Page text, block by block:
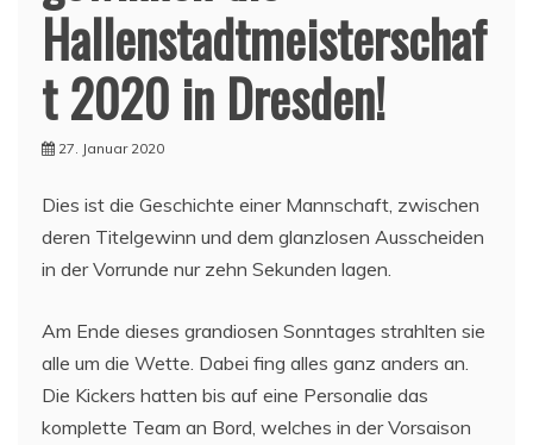
Hallenstadtmeisterschaf
t 2020 in Dresden!
27. Januar 2020
Dies ist die Geschichte einer Mannschaft, zwischen
deren Titelgewinn und dem glanzlosen Ausscheiden
in der Vorrunde nur zehn Sekunden lagen.
Am Ende dieses grandiosen Sonntages strahlten sie
alle um die Wette. Dabei fing alles ganz anders an.
Die Kickers hatten bis auf eine Personalie das
komplette Team an Bord, welches in der Vorsaison